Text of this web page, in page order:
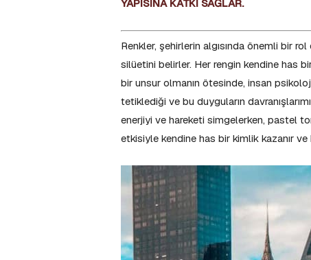
YAPISINA KATKI SAĞLAR.
Renkler, şehirlerin algısında önemli bir
silüetini belirler. Her rengin kendine has
bir unsur olmanın ötesinde, insan
tetiklediği ve bu duyguların
enerjiyi ve hareketi simgelerken, pastel
etkisiyle kendine has bir kimlik kazanır